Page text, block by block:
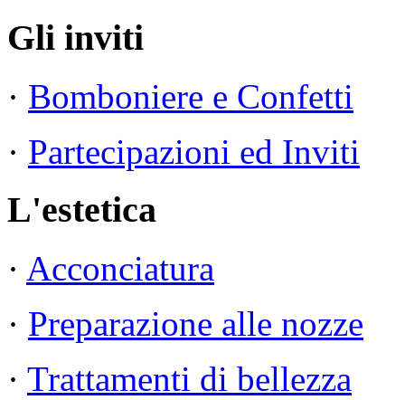
Gli inviti
· Bomboniere e Confetti
· Partecipazioni ed Inviti
L'estetica
· Acconciatura
· Preparazione alle nozze
· Trattamenti di bellezza